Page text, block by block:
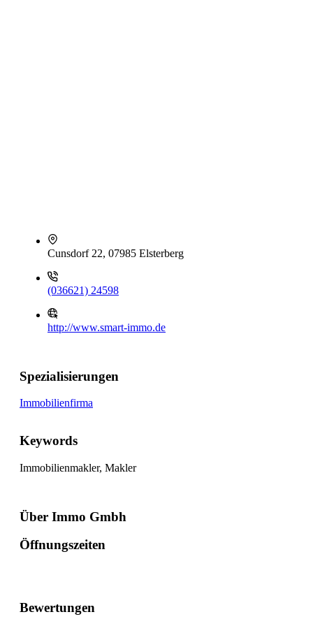
Cunsdorf 22, 07985 Elsterberg
(036621) 24598
http://www.smart-immo.de
Spezialisierungen
Immobilienfirma
Keywords
Immobilienmakler, Makler
Über Immo Gmbh
Öffnungszeiten
Bewertungen